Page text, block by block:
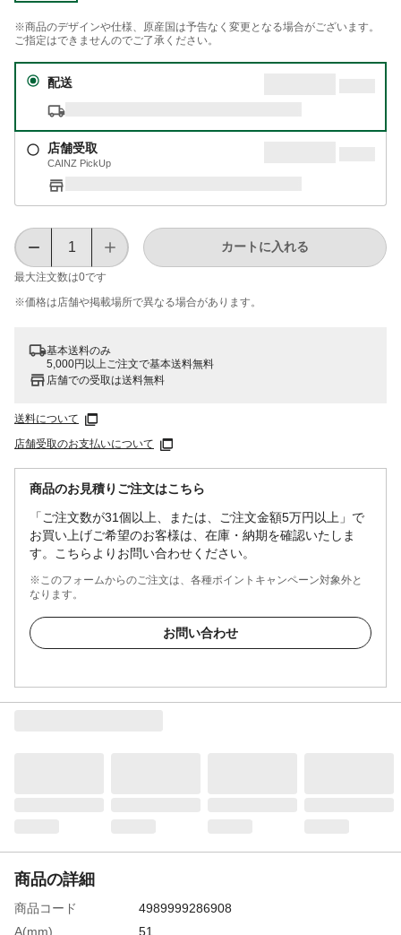
※商品のデザインや仕様、原産国は予告なく変更となる場合がございます。
ご指定はできませんのでご了承ください。
配送
店舗受取
CAINZ PickUp
最大注文数は0です
カートに入れる
※価格は​店舗や​掲載場所で​異なる​場合が​あります。
基本送料のみ
5,000円以上ご注文で基本送料無料
店舗での受取は送料無料
送料について
店舗受取のお支払いについて
商品のお見積りご注文はこちら
「ご注文数が31個以上、または、ご注文金額5万円以上」で
お買い上げご希望のお客様は、在庫・納期を確認いたしま
す。こちらよりお問い合わせください。
※このフォームからのご注文は、各種ポイントキャンペーン対象外と
なります。
お問い合わせ
商品の詳細
商品コード
4989999286908
A(mm)
51